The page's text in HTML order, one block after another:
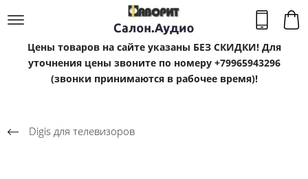
Цены товаров на сайте указаны БЕЗ СКИДКИ! Для
уточнения цены звоните по номеру +79965943296
(звонки принимаются в рабочее время)!
Digis для телевизоров